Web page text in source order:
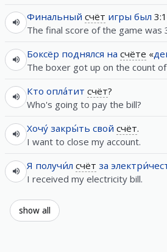
Финальный счёт игры был
The final score of the game was
Боксёр поднялся на счёте «
The boxer got up on the count of
Кто опла́тит счёт?
Who's going to pay the bill?
Хочу́ закры́ть свой счёт.
I want to close my account.
Я получи́л счёт за
I received my electricity bill.
show all